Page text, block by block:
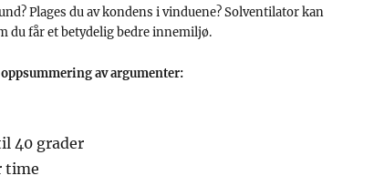
Plages du av kondens i vinduene? Solventilator kan
du får et betydelig bedre innemiljø.
av argumenter:
40 grader
time